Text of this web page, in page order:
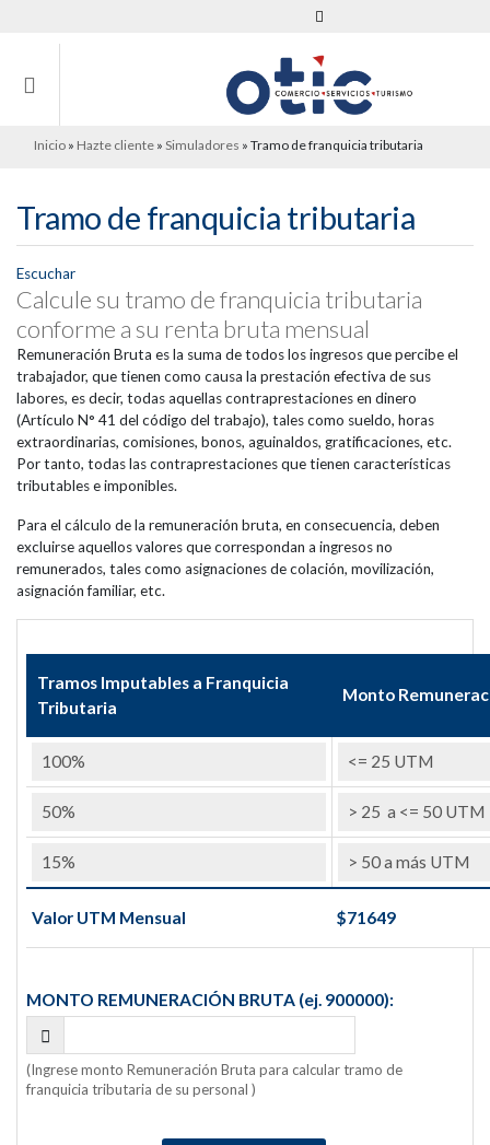
Inicio » Hazte cliente » Simuladores » Tramo de franquicia tributaria
Tramo de franquicia tributaria
Escuchar
Calcule su tramo de franquicia tributaria
conforme a su renta bruta mensual
Remuneración Bruta es la suma de todos los ingresos que percibe el
trabajador, que tienen como causa la prestación efectiva de sus
labores, es decir, todas aquellas contraprestaciones en dinero
(Artículo N° 41 del código del trabajo), tales como sueldo, horas
extraordinarias, comisiones, bonos, aguinaldos, gratificaciones, etc.
Por tanto, todas las contraprestaciones que tienen características
tributables e imponibles.
Para el cálculo de la remuneración bruta, en consecuencia, deben
excluirse aquellos valores que correspondan a ingresos no
remunerados, tales como asignaciones de colación, movilización,
asignación familiar, etc.
Tramos Imputables a Franquicia
Tributaria
Monto
Valor UTM Mensual $71649
MONTO REMUNERACIÓN BRUTA (ej. 900000):
(Ingrese monto Remuneración Bruta para calcular tramo de
franquicia tributaria de su personal )